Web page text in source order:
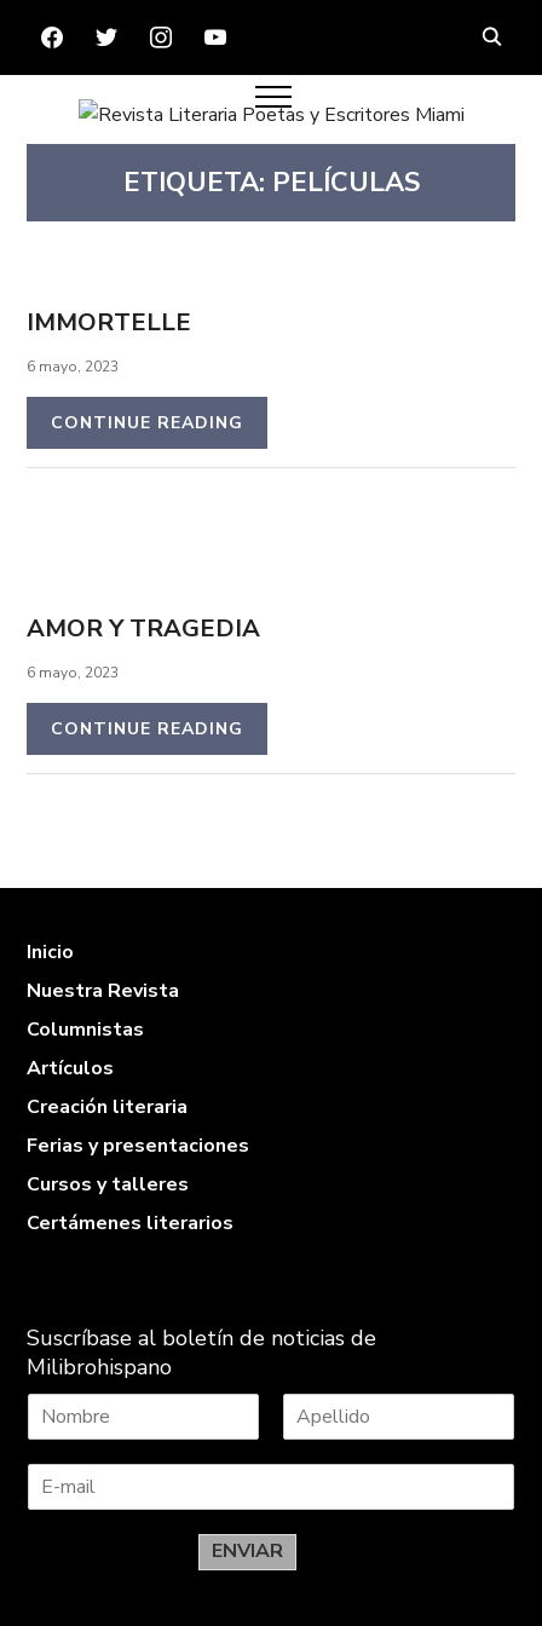
FACEBOOKTWITTERINSTAGRAMYOUTUBE
ETIQUETA: PELÍCULAS
IMMORTELLE
6 mayo, 2023
CONTINUE READING
AMOR Y TRAGEDIA
6 mayo, 2023
CONTINUE READING
Inicio
Nuestra Revista
Columnistas
Artículos
Creación literaria
Ferias y presentaciones
Cursos y talleres
Certámenes literarios
Suscríbase al boletín de noticias de
Milibrohispano
o
b
p
l
d
ENVIAR